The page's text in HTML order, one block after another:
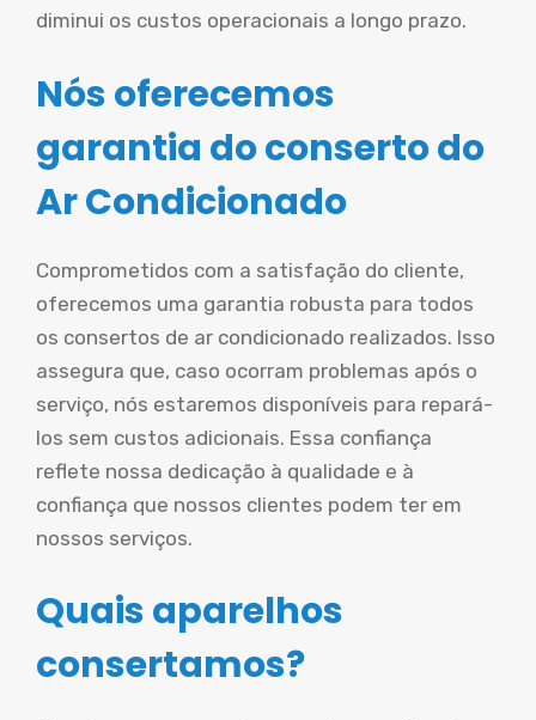
diminui os custos operacionais a longo prazo.
Nós oferecemos
garantia do conserto do
Ar Condicionado
Comprometidos com a satisfação do cliente,
oferecemos uma garantia robusta para todos
os consertos de ar condicionado realizados. Isso
assegura que, caso ocorram problemas após o
serviço, nós estaremos disponíveis para repará-
los sem custos adicionais. Essa confiança
reflete nossa dedicação à qualidade e à
confiança que nossos clientes podem ter em
nossos serviços.
Quais aparelhos
consertamos?